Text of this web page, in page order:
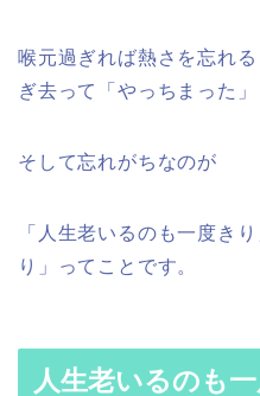
喉元過ぎれば熱さを忘れ
ぎ去って「やっちまった」
そして忘れがちなのが
「人生老いるのも一度き
り」ってことです。
人生老いるのも一